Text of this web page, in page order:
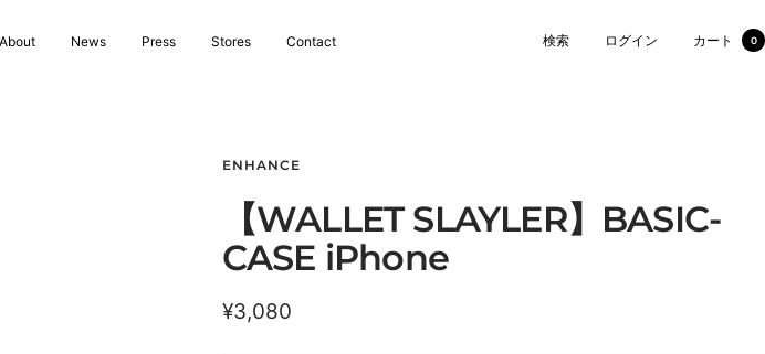
About News Press Stores Contact 検索 ログイン カート 0
ENHANCE
【WALLET SLAYLER】BASIC-
CASE iPhone
セ
¥3,080